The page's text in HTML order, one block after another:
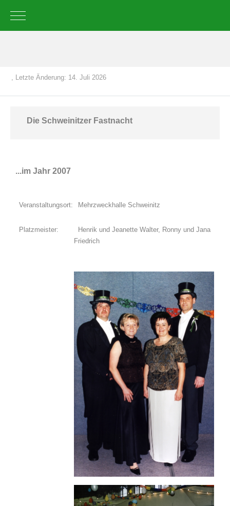
Mobile Menu Toggle
, Letzte Änderung: 14. Juli 2026
Die Schweinitzer Fastnacht
...im Jahr 2007
Veranstaltungsort: Mehrzweckhalle Schweinitz
Platzmeister:
Henrik und Jeanette Walter, Ronny und Jana
Friedrich